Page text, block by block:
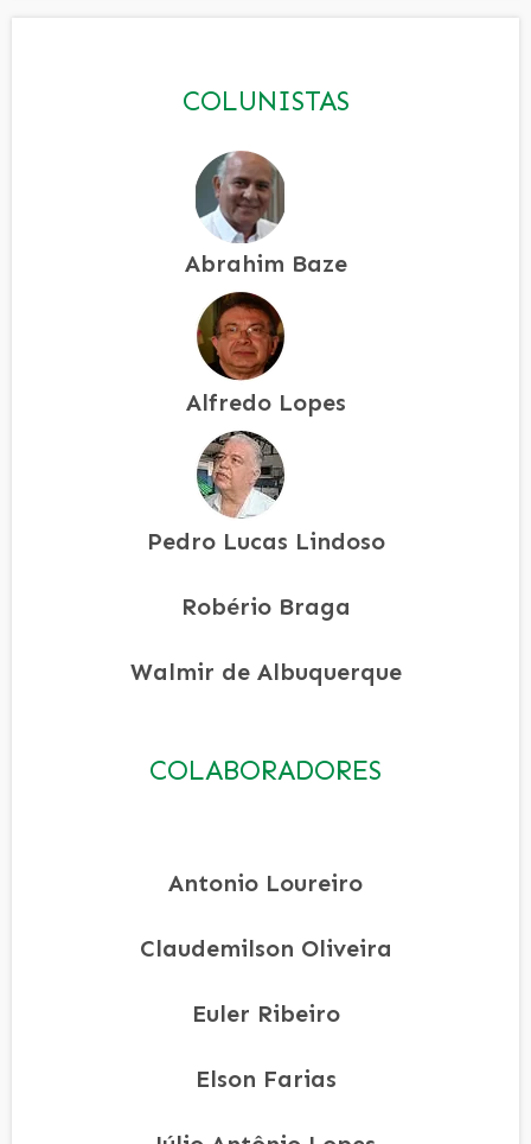
COLUNISTAS
Abrahim Baze
Alfredo Lopes
Pedro Lucas Lindoso
Robério Braga
Walmir de Albuquerque
COLABORADORES
Antonio Loureiro
Claudemilson Oliveira
Euler Ribeiro
Elson Farias